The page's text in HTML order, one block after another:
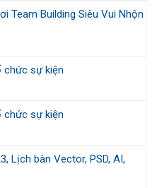
Team Building Siêu Vui Nhộn
chức sự kiện
chức sự kiện
Lịch bàn Vector, PSD, AI,